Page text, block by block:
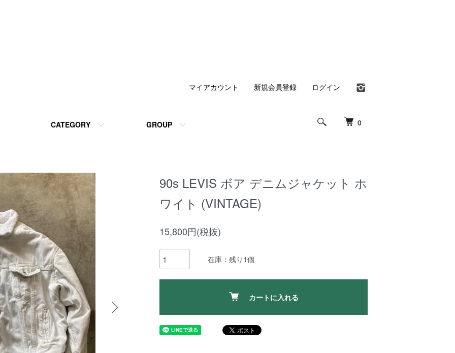
0
CATEGORY GROUP
マイアカウント 新規会員登録 ログイン
90s LEVIS ボア デニムジャケット ホ
ワイト (VINTAGE)
15,800円(税抜)
在庫：残り1個
カートに入れる